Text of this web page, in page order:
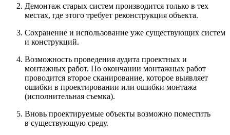
Демонтаж старых систем производится только в тех
местах, где этого требует реконструкция объекта.
Сохранение и использование уже существующих систем
и конструкций.
Возможность проведения аудита проектных и
монтажных работ. По окончании монтажных работ
проводится второе сканирование, которое выявляет
ошибки в проектировании или ошибки монтажа
(исполнительная съемка).
Вновь проектируемые объекты возможно поместить
в существующую среду.